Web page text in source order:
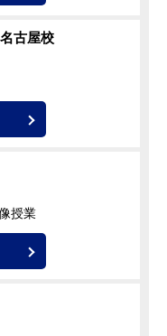
古屋校
授業